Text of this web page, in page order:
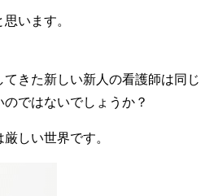
います。
きた新しい新人の看護師は同じ
ではないでしょうか？
しい世界です。